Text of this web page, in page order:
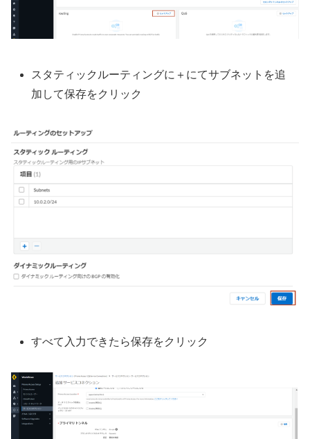
スタティックルーティングに＋にてサブネットを追
加して保存をクリック
すべて入力できたら保存をクリック